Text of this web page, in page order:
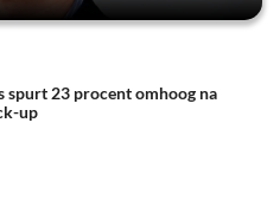
spurt 23 procent omhoog na
up